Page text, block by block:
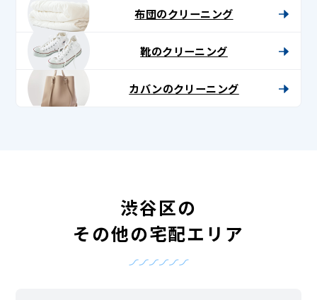
布団のクリーニング
靴のクリーニング
カバンのクリーニング
渋谷区の
その他の宅配エリア